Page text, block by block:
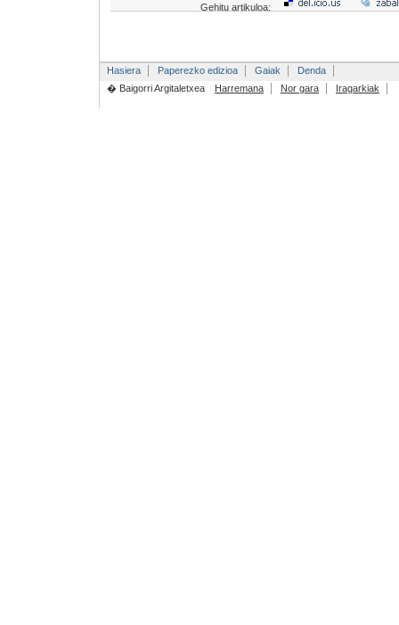
Gehitu artikuloa:
Hasiera Paperezko edizioa Gaiak
Denda
� Baigorri Argitaletxea
Harremana Nor gara Iragarkiak